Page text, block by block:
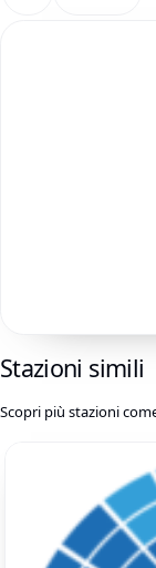
Stazioni simili
Scopri più stazioni